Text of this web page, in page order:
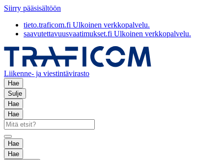
Siirry pääsisältöön
tieto.traficom.fi Ulkoinen verkkopalvelu.
saavutettavuusvaatimukset.fi Ulkoinen verkkopalvelu.
Liikenne- ja viestintävirasto
Hae
Sulje
Hae
Hae
Hae
Hae